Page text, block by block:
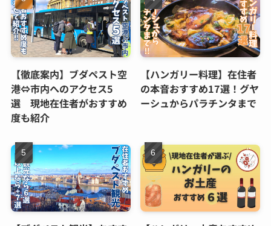
【徹底案内】ブダペスト空
港⇔市内へのアクセス5
選 現地在住者がおすすめ
度も紹介
【ハンガリー料理】在住者
の本音おすすめ17選！グヤ
ーシュからパラチンタまで